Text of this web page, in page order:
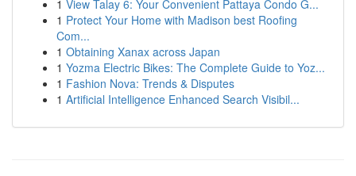
1 View Talay 6: Your Convenient Pattaya Condo G...
1 Protect Your Home with Madison best Roofing
Com...
1 Obtaining Xanax across Japan
1 Yozma Electric Bikes: The Complete Guide to Yoz...
1 Fashion Nova: Trends & Disputes
1 Artificial Intelligence Enhanced Search Visibil...